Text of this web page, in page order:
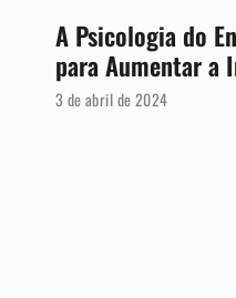
A Psicologia do
para Aumentar a
3 de abril de 2024